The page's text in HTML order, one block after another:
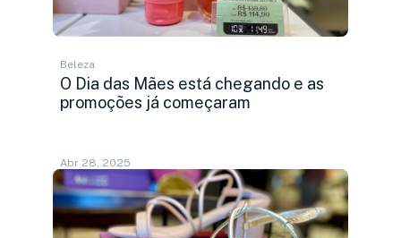
Beleza
O Dia das Mães está chegando e as
promoções já começaram
Abr 28, 2025